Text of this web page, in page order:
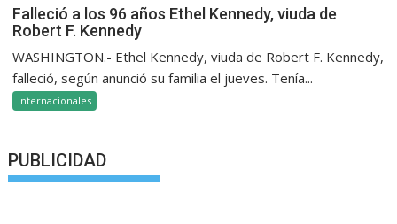
Falleció a los 96 años Ethel Kennedy, viuda de
Robert F. Kennedy
WASHINGTON.- Ethel Kennedy, viuda de Robert F. Kennedy,
falleció, según anunció su familia el jueves. Tenía...
Internacionales
PUBLICIDAD